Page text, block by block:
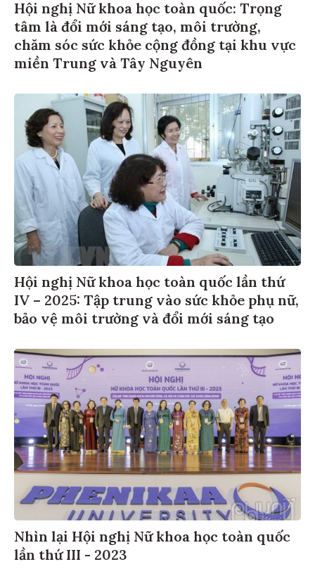
Hội nghị Nữ khoa học toàn quốc: Trọng
tâm là đổi mới sáng tạo, môi trường,
chăm sóc sức khỏe cộng đồng tại khu vực
miền Trung và Tây Nguyên
Hội nghị Nữ khoa học toàn quốc lần thứ
IV – 2025: Tập trung vào sức khỏe phụ nữ,
bảo vệ môi trường và đổi mới sáng tạo
Nhìn lại Hội nghị Nữ khoa học toàn quốc
lần thứ III - 2023